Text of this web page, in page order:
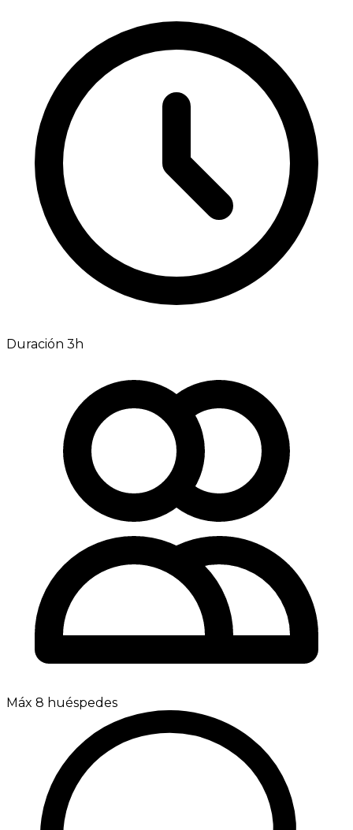
Duración 3h
Máx 8 huéspedes